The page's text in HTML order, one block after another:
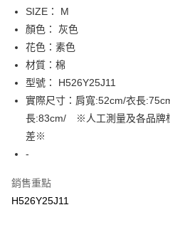
相關說明
【關於「AFTEE先享後付」】
AFTEE先享後付是「在收到商品之後才
便利好安心！
１．簡單：不需註冊會員、不需綁卡、不
３．安心：先確認商品／服務後，再付款
【「AFTEE先享後付」結帳流程】
１．於結帳方式選擇「AFTEE先享後
結帳頁面，進行簡訊認證並確認金額後
ATM／網路銀行／等多元方式進行付款
※ 請注意：結帳手續完成當下不需立刻
購買商品的店家。未經商家同意取消之
運送方式
全家取貨付款
免運費
免運費
7-11取貨付款
付款後7-11取貨
SIZE： M
顏色： 灰色
花色：素色
材質：棉
型號： H526Y25J11
實際尺寸：肩寬:52cm/衣長
長:83cm/ ※人工測量及各品牌
差※
-
銷售重點
H526Y25J11